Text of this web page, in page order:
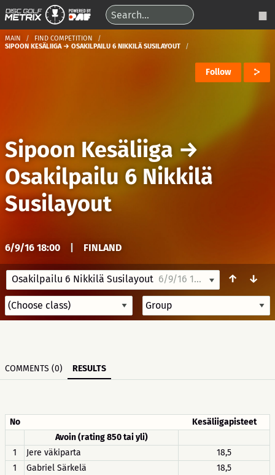
MAIN
FIND COMPETITION
SIPOON KESÄLIIGA → OSAKILPAILU 6 NIKKILÄ SUSILAYOUT
Follow
Sipoon Kesäliiga →
Osakilpailu 6 Nikkilä
Susilayout
6/9/16 18:00 FINLAND
Osakilpailu 6 Nikkilä Susilayout 6/9/16 18:00 ↑ ↓
COMMENTS (0) RESULTS
No
Kesäliigapisteet
Avoin (rating 850 tai yli)
1
Jere väkiparta
18,5
1
Gabriel Särkelä
18,5